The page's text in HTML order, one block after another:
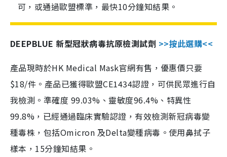
可，或通過歐盟標準，最快10分鐘知結果。
DEEPBLUE 新型冠狀病毒抗原檢測試劑 >>按此選購<<
產品現時於HK Medical Mask官網有售，優惠價只要
$18/件。產品已獲得歐盟CE1434認證，可供民眾進行自
我檢測。準確度 99.03%、靈敏度96.4%、特異性
99.8%，已經通過臨床實驗認證，有效檢測新冠病毒變
種毒株，包括Omicron 及Delta變種病毒。使用鼻拭子
樣本，15分鐘知結果。